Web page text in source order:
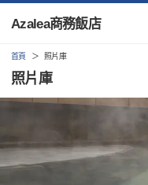
Azalea商務飯店
首頁 照片庫
照片庫